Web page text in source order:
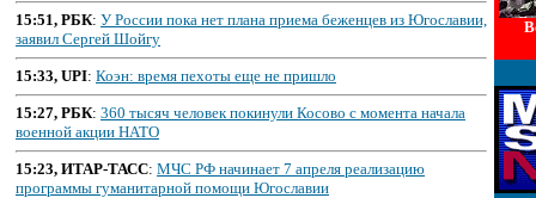
15:51, РБК: У России пока нет плана приема беженцев из Югославии,
заявил Сергей Шойгу
15:33, UPI: Коэн: время пехоты еще не пришло
15:27, РБК: 360 тысяч человек покинули Косово с момента начала
военной акции НАТО
15:23, ИТАР-ТАСС: МЧС РФ начинает 7 апреля реализацию
программы гуманитарной помощи Югославии